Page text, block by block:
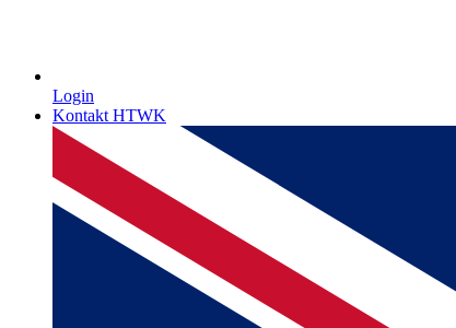
Login
Kontakt HTWK